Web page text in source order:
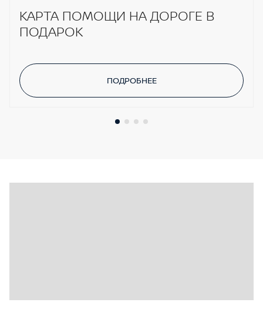
КАРТА ПОМОЩИ НА ДОРОГЕ В
ПОДАРОК
ПОДРОБНЕЕ